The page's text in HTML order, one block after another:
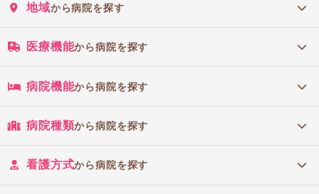
地域から病院を探す
医療機能から病院を探す
病院機能から病院を探す
病院種類から病院を探す
看護方式から病院を探す